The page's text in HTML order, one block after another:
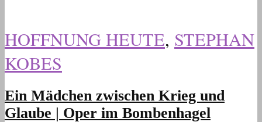
HOFFNUNG HEUTE, STEPHAN
KOBES
Ein Mädchen zwischen Krieg und
Glaube | Oper im Bombenhagel